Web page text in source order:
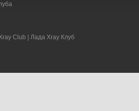
Club | Лада Xray Клуб